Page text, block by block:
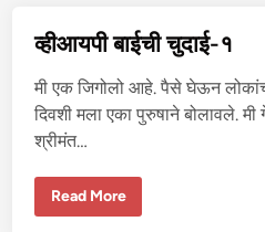
चु
दा
चा
आ
नं
द
व्हीआयपी बाईची चुदाई-१
मी एक जिगोलो आहे. पैसे घेऊन
दिवशी मला एका पुरुषाने बोलावले. मी
श्रीमंत…
व्ही
Read More